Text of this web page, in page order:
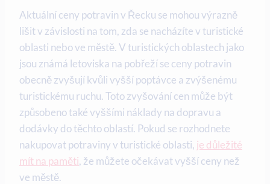
Aktuální ceny potravin v Řecku se mohou výrazně
lišit v závislosti na tom, zda se nacházíte v turistické
oblasti nebo ve městě. V turistických oblastech jako
jsou známá letoviska na pobřeží se ceny potravin
obecně zvyšují kvůli vyšší poptávce a zvýšenému
turistickému ruchu. Toto zvyšování cen může být
způsobeno také vyššími náklady na dopravu a
dodávky do těchto oblastí. Pokud se rozhodnete
nakupovat potraviny v turistické oblasti, je důležité
mít na paměti, že můžete očekávat vyšší ceny než
ve městě.